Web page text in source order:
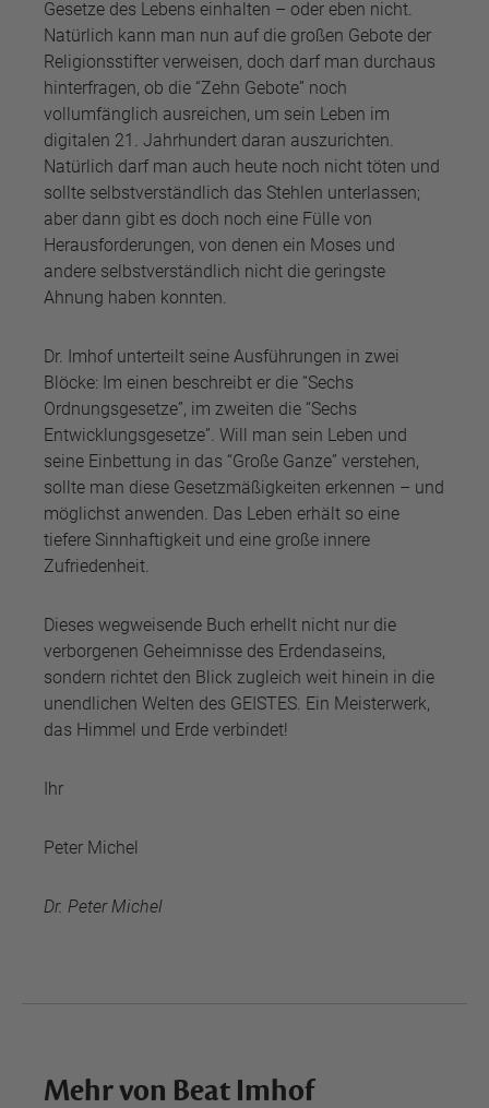
Gesetze des Lebens einhalten – oder eben nicht.
Natürlich kann man nun auf die großen Gebote der
Religionsstifter verweisen, doch darf man durchaus
hinterfragen, ob die “Zehn Gebote” noch
vollumfänglich ausreichen, um sein Leben im
digitalen 21. Jahrhundert daran auszurichten.
Natürlich darf man auch heute noch nicht töten und
sollte selbstverständlich das Stehlen unterlassen;
aber dann gibt es doch noch eine Fülle von
Herausforderungen, von denen ein Moses und
andere selbstverständlich nicht die geringste
Ahnung haben konnten.
Dr. Imhof unterteilt seine Ausführungen in zwei
Blöcke: Im einen beschreibt er die “Sechs
Ordnungsgesetze”, im zweiten die “Sechs
Entwicklungsgesetze”. Will man sein Leben und
seine Einbettung in das “Große Ganze” verstehen,
sollte man diese Gesetzmäßigkeiten erkennen – und
möglichst anwenden. Das Leben erhält so eine
tiefere Sinnhaftigkeit und eine große innere
Zufriedenheit.
Dieses wegweisende Buch erhellt nicht nur die
verborgenen Geheimnisse des Erdendaseins,
sondern richtet den Blick zugleich weit hinein in die
unendlichen Welten des GEISTES. Ein Meisterwerk,
das Himmel und Erde verbindet!
Ihr
Peter Michel
Dr. Peter Michel
Mehr von Beat Imhof